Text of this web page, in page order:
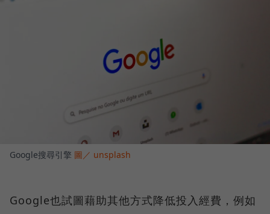
Google搜尋引擎 圖／ unsplash
Google也試圖藉助其他方式降低投入經費，例如